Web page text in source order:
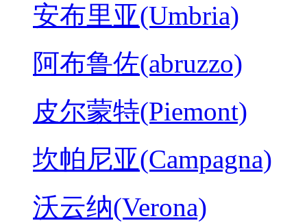
安布里亚(Umbria)
阿布鲁佐(abruzzo)
皮尔蒙特(Piemont)
坎帕尼亚(Campagna)
沃云纳(Verona)